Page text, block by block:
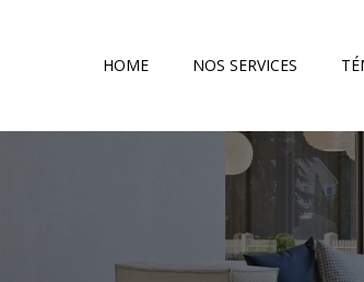
HOME NOS SERVICES